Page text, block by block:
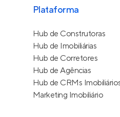
Plataforma
Hub de Construtoras
Hub de Imobiliárias
Hub de Corretores
Hub de Agências
Hub de CRMs
Marketing Imobiliário